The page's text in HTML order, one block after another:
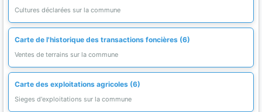
Cultures déclarées sur la commune
Carte de l'historique des transactions foncières (6)
Ventes de terrains sur la commune
Carte des exploitations agricoles (6)
Sieges d'exploitations sur la commune